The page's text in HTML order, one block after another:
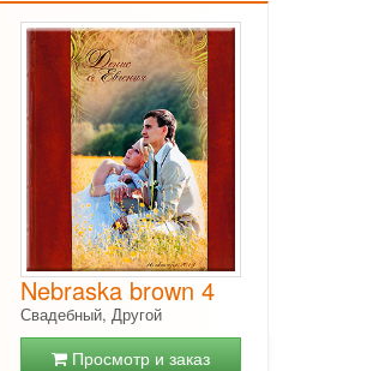
Nebraska brown 4
Свадебный, Другой
Просмотр и заказ